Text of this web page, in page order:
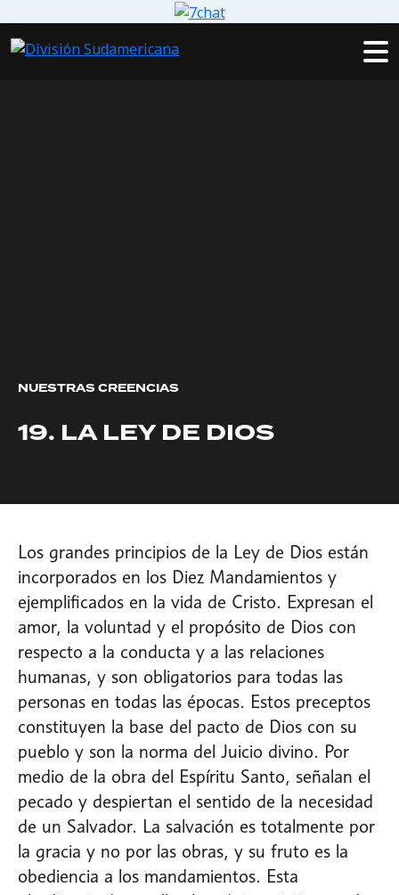
NUESTRAS CREENCIAS
19. LA LEY DE DIOS
Los grandes principios de la Ley de Dios están
incorporados en los Diez Mandamientos y
ejemplificados en la vida de Cristo. Expresan el
amor, la voluntad y el propósito de Dios con
respecto a la conducta y a las relaciones
humanas, y son obligatorios para todas las
personas en todas las épocas. Estos preceptos
constituyen la base del pacto de Dios con su
pueblo y son la norma del Juicio divino. Por
medio de la obra del Espíritu Santo, señalan el
pecado y despiertan el sentido de la necesidad
de un Salvador. La salvación es totalmente por
la gracia y no por las obras, y su fruto es la
obediencia a los mandamientos. Esta